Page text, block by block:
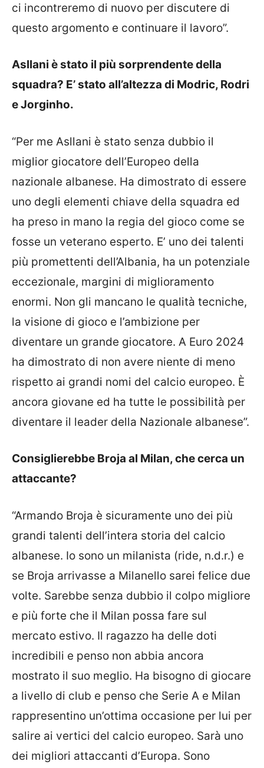
ci incontreremo di nuovo per discutere di
questo argomento e continuare il lavoro”.
Asllani è stato il più sorprendente della
squadra? E’ stato all’altezza di Modric, Rodri
e Jorginho.
“Per me Asllani è stato senza dubbio il
miglior giocatore dell’Europeo della
nazionale albanese. Ha dimostrato di essere
uno degli elementi chiave della squadra ed
ha preso in mano la regia del gioco come se
fosse un veterano esperto. E’ uno dei talenti
più promettenti dell’Albania, ha un potenziale
eccezionale, margini di miglioramento
enormi. Non gli mancano le qualità tecniche,
la visione di gioco e l’ambizione per
diventare un grande giocatore. A Euro 2024
ha dimostrato di non avere niente di meno
rispetto ai grandi nomi del calcio europeo. È
ancora giovane ed ha tutte le possibilità per
diventare il leader della Nazionale albanese”.
Consiglierebbe Broja al Milan, che cerca un
attaccante?
“Armando Broja è sicuramente uno dei più
grandi talenti dell’intera storia del calcio
albanese. Io sono un milanista (ride, n.d.r.) e
se Broja arrivasse a Milanello sarei felice due
volte. Sarebbe senza dubbio il colpo migliore
e più forte che il Milan possa fare sul
mercato estivo. Il ragazzo ha delle doti
incredibili e penso non abbia ancora
mostrato il suo meglio. Ha bisogno di giocare
a livello di club e penso che Serie A e Milan
rappresentino un’ottima occasione per lui per
salire ai vertici del calcio europeo. Sarà uno
dei migliori attaccanti d’Europa. Sono